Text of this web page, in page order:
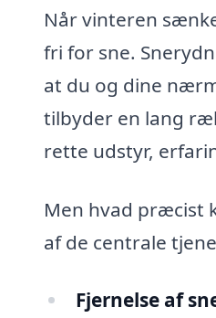
Når vinteren
fri for sne.
at du og dine
tilbyder en lang
rette udstyr,
Men hvad præcist
af de centrale
Fjernelse af